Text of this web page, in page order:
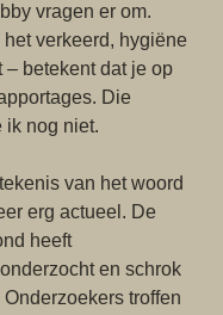
vragen er om.
verkeerd, hygiëne
– betekent dat je op
Die
ik nog niet.
van het woord
erg actueel. De
heeft
en schrok
troffen